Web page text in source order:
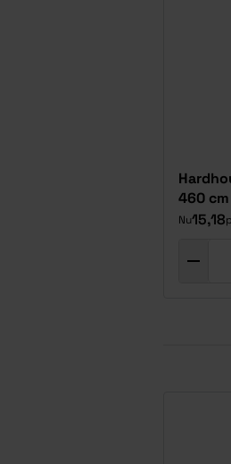
460 cm
Nu15,18